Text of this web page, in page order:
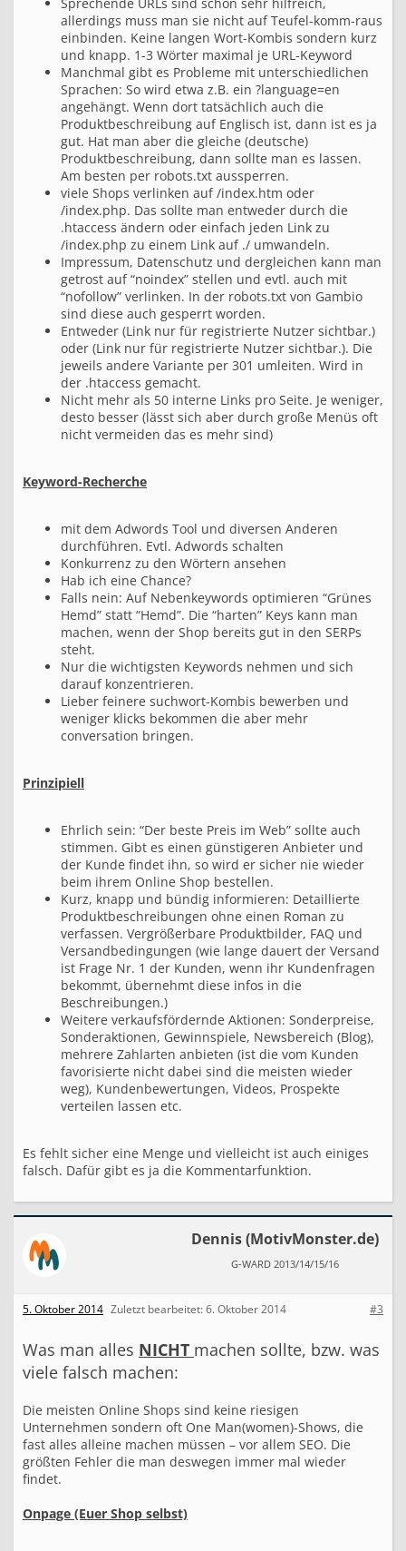
allerdings muss man sie nicht auf Teufel-komm-raus
einbinden. Keine langen Wort-Kombis sondern kurz
und knapp. 1-3 Wörter maximal je URL-Keyword
Manchmal gibt es Probleme mit unterschiedlichen
Sprachen: So wird etwa z.B. ein ?language=en
angehängt. Wenn dort tatsächlich auch die
Produktbeschreibung auf Englisch ist, dann ist es ja
gut. Hat man aber die gleiche (deutsche)
Produktbeschreibung, dann sollte man es lassen.
Am besten per robots.txt aussperren.
viele Shops verlinken auf /index.htm oder
/index.php. Das sollte man entweder durch die
.htaccess ändern oder einfach jeden Link zu
/index.php zu einem Link auf ./ umwandeln.
Impressum, Datenschutz und dergleichen kann man
getrost auf “noindex” stellen und evtl. auch mit
“nofollow” verlinken. In der robots.txt von Gambio
sind diese auch gesperrt worden.
Entweder (Link nur für registrierte Nutzer sichtbar.)
oder (Link nur für registrierte Nutzer sichtbar.). Die
jeweils andere Variante per 301 umleiten. Wird in
der .htaccess gemacht.
Nicht mehr als 50 interne Links pro Seite. Je weniger,
desto besser (lässt sich aber durch große Menüs oft
nicht vermeiden das es mehr sind)
Keyword-Recherche
mit dem Adwords Tool und diversen Anderen
durchführen. Evtl. Adwords schalten
Konkurrenz zu den Wörtern ansehen
Hab ich eine Chance?
Falls nein: Auf Nebenkeywords optimieren “Grünes
Hemd” statt “Hemd”. Die “harten” Keys kann man
machen, wenn der Shop bereits gut in den SERPs
steht.
Nur die wichtigsten Keywords nehmen und sich
darauf konzentrieren.
Lieber feinere suchwort-Kombis bewerben und
weniger klicks bekommen die aber mehr
conversation bringen.
Prinzipiell
Ehrlich sein: “Der beste Preis im Web” sollte auch
stimmen. Gibt es einen günstigeren Anbieter und
der Kunde findet ihn, so wird er sicher nie wieder
beim ihrem Online Shop bestellen.
Kurz, knapp und bündig informieren: Detaillierte
Produktbeschreibungen ohne einen Roman zu
verfassen. Vergrößerbare Produktbilder, FAQ und
Versandbedingungen (wie lange dauert der Versand
ist Frage Nr. 1 der Kunden, wenn ihr Kundenfragen
bekommt, übernehmt diese infos in die
Beschreibungen.)
Weitere verkaufsfördernde Aktionen: Sonderpreise,
Sonderaktionen, Gewinnspiele, Newsbereich (Blog),
mehrere Zahlarten anbieten (ist die vom Kunden
favorisierte nicht dabei sind die meisten wieder
weg), Kundenbewertungen, Videos, Prospekte
verteilen lassen etc.
Es fehlt sicher eine Menge und vielleicht ist auch einiges
falsch. Dafür gibt es ja die Kommentarfunktion.
Dennis (MotivMonster.de)
G-WARD 2013/14/15/16
#3
5. Oktober 2014 Zuletzt bearbeitet:6. Oktober 2014
Was man alles NICHT machen sollte, bzw. was
viele falsch machen:
Die meisten Online Shops sind keine riesigen
Unternehmen sondern oft One Man(women)-Shows, die
fast alles alleine machen müssen – vor allem SEO. Die
größten Fehler die man deswegen immer mal wieder
findet.
Onpage (Euer Shop selbst)